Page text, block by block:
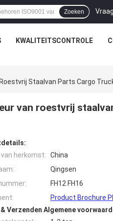
Zoeken
KWALITEITSCONTROLE
Staalvan Parts Cargo
van roestvrij
herkomst:
China
Qingsen
FH12 FH16
Product Brochure
Verzenden Algemene